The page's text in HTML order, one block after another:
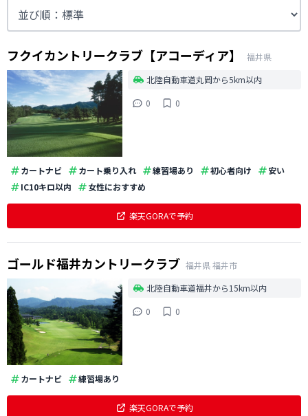
フクイカントリークラブ【アコーディア】
福井県
北陸自動車道丸岡から5km以内
0
0
カートナビ カート乗り入れ 練習場あり 初心者向け
安い
IC10キロ以内
女性におすすめ
楽天GORAで予約
ゴールド福井カントリークラブ 福井県福井市
北陸自動車道福井から15km以内
0
0
カートナビ 練習場あり
楽天GORAで予約